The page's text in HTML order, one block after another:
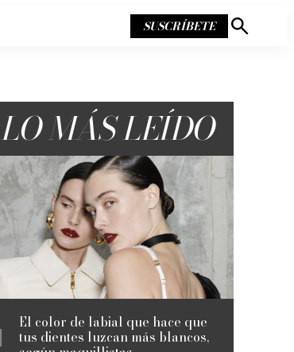
SUSCRÍBETE
Mostrar
LO MÁS LEÍDO
El color de labial que hace que
tus dientes luzcan más blancos,